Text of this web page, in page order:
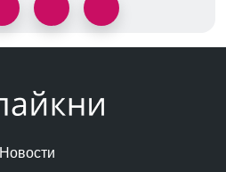
Новости